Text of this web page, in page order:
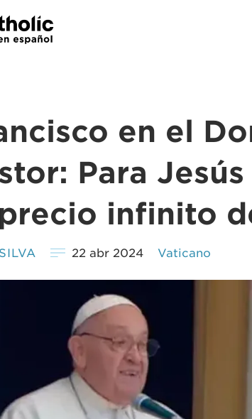
en el
Para
infinito
22 abr 2024 Vaticano